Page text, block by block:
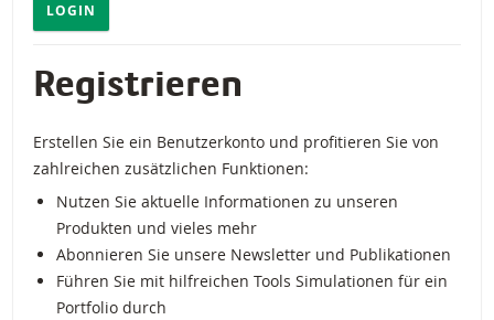
LOGIN
Registrieren
Erstellen Sie ein Benutzerkonto und profitieren Sie von
zahlreichen zusätzlichen Funktionen:
Nutzen Sie aktuelle Informationen zu unseren
Produkten und vieles mehr
Abonnieren Sie unsere Newsletter und Publikationen
Führen Sie mit hilfreichen Tools Simulationen für ein
Portfolio durch